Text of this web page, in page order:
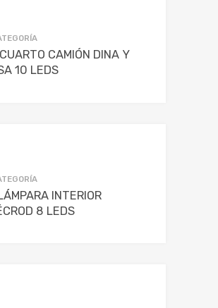
CAMIÓN DINA Y
10 LEDS
INTERIOR
8 LEDS